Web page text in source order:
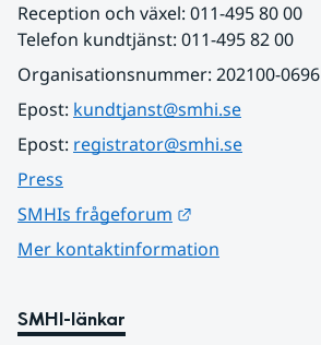
Reception och växel: 011-495 80 00
Telefon kundtjänst: 011-495 82 00
Organisationsnummer: 202100-0696
Epost: kundtjanst@smhi.se
Epost: registrator@smhi.se
Press
SMHIs frågeforum
Mer kontaktinformation
SMHI-länkar